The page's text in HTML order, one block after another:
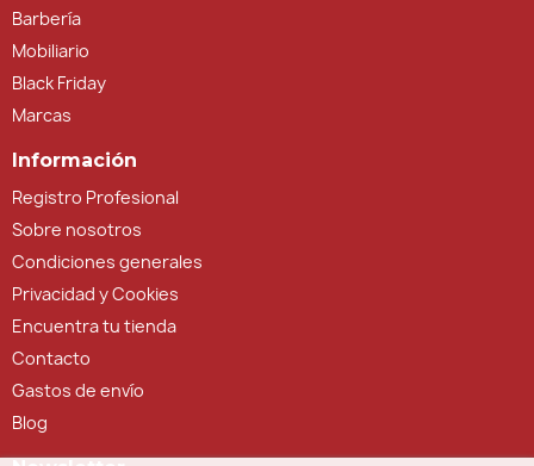
Barbería
Mobiliario
Black Friday
Marcas
Información
Registro Profesional
Sobre nosotros
Condiciones generales
Privacidad y Cookies
Encuentra tu tienda
Contacto
Gastos de envío
Blog